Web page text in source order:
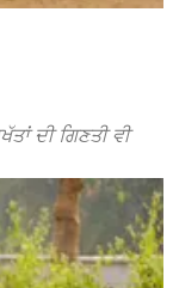
ਦੀ ਗਿਣਤੀ ਵੀ